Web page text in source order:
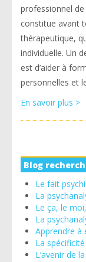
professionnel de
constitue avant
thérapeutique,
individuelle. Un
est d’aider à
personnelles et
En savoir plus >
Blog
Le fait
La
Le ça, le
La
Apprendre à
La
L’avenir de